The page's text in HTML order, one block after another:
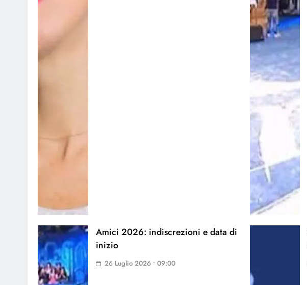
Amici 2026: indiscrezioni e data di
inizio
26 Luglio 2026 • 09:00